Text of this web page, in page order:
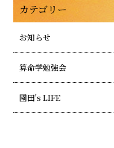
カテゴリー
お知らせ
算命学勉強会
園田's LIFE